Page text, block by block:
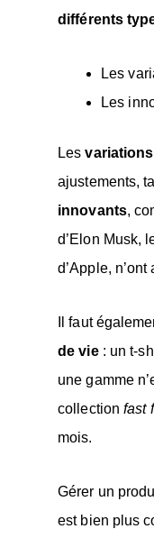
différents
Les
Les
Les
ajustements,
innovants,
d’Elon Musk,
d’Apple,
Il faut
de vie: un t-
une gamme
collectionfast
mois.
Gérer un
est bien plus